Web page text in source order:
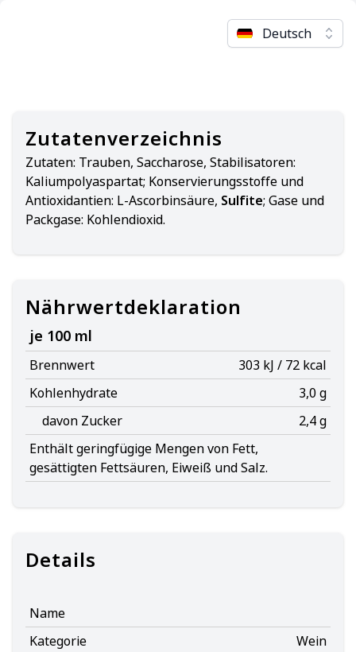
Deutsch
Zutatenverzeichnis
Zutaten: Trauben, Saccharose, Stabilisatoren:
Kaliumpolyaspartat; Konservierungsstoffe und
Antioxidantien: L-Ascorbinsäure, Sulfite; Gase und
Packgase: Kohlendioxid.
Nährwertdeklaration
je 100 ml
Brennwert
303 kJ / 72 kcal
Kohlenhydrate
3,0 g
davon Zucker
2,4 g
Enthält geringfügige Mengen von Fett,
gesättigten Fettsäuren, Eiweiß und Salz.
Details
Name
Kategorie
Wein